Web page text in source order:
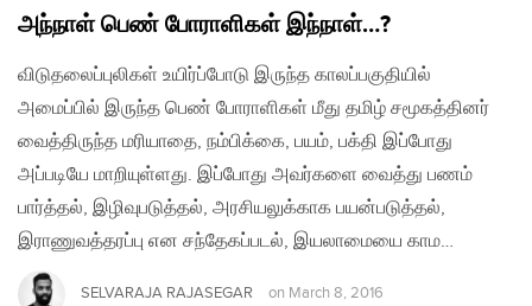
அந்நாள் பெண் போராளிகள் இந்நாள்…?
விடுதலைப்புலிகள் உயிர்ப்போடு இருந்த காலப்பகுதியில்
அமைப்பில் இருந்த பெண் போராளிகள் மீது தமிழ் சமூகத்தினர்
வைத்திருந்த மரியாதை, நம்பிக்கை, பயம், பக்தி இப்போது
அப்படியே மாறியுள்ளது. இப்போது அவர்களை வைத்து பணம்
பார்த்தல், இழிவுபடுத்தல், அரசியலுக்காக பயன்படுத்தல்,
இராணுவத்தரப்பு என சந்தேகப்படல், இயலாமையை காம…
SELVARAJA RAJASEGAR on March 8, 2016